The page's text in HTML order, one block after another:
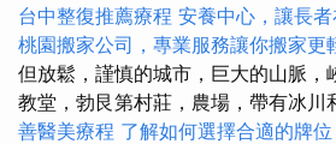
台中整復推薦療程 安養中心，讓長
桃園搬家公司，專業服務讓你搬家更
但放鬆，謹慎的城市，巨大的山脈，
教堂，勃艮第村莊，農場，帶有冰川
善醫美療程 了解如何選擇合適的牌